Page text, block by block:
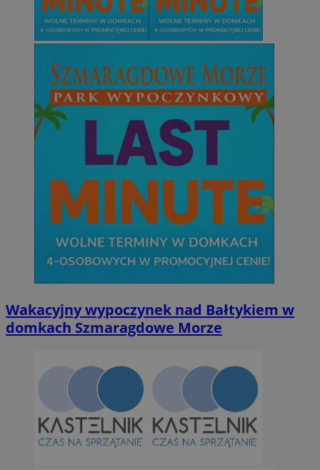
Wakacyjny wypoczynek nad Bałtykiem w
domkach Szmaragdowe Morze